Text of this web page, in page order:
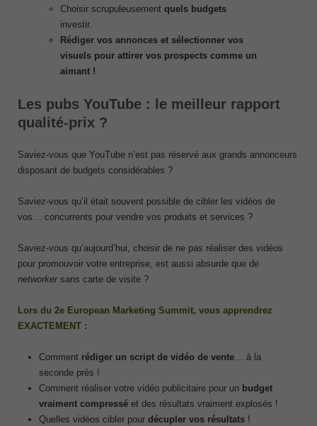
Choisir scrupuleusement quels budgets
investir.
Rédiger vos annonces et sélectionner vos
visuels pour attirer vos prospects comme un
aimant !
Les pubs YouTube : le meilleur rapport
qualité-prix ?
Saviez-vous que YouTube n’est pas réservé aux grands annonceurs
disposant de budgets considérables ?
Saviez-vous qu’il était souvent possible de cibler les vidéos de
vos… concurrents pour vendre vos produits et services ?
Saviez-vous qu’aujourd’hui, choisir de ne pas réaliser des vidéos
pour promouvoir votre entreprise, est aussi absurde que de
networkersans carte de visite ?
Lors du 2e European Marketing Summit, vous apprendrez
EXACTEMENT :
Comment rédiger un script de vidéo de vente… à la
seconde près !
Comment réaliser votre vidéo publicitaire pour un budget
vraiment compressé et des résultats vraiment explosés !
Quelles vidéos cibler pour décupler vos résultats !